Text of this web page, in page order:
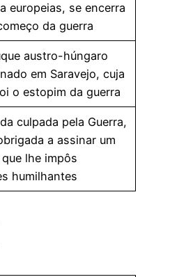
europeias, se encerra
da guerra
austro-húngaro
em Saravejo, cuja
o estopim da guerra
culpada pela Guerra,
a assinar um
lhe impôs
humilhantes